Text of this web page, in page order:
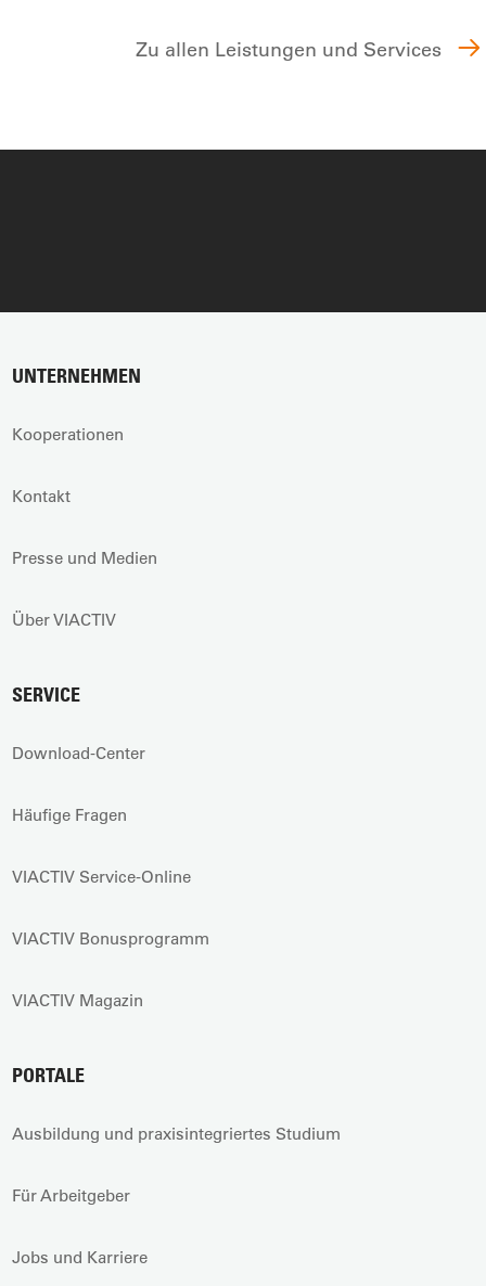
Zu allen Leistungen und Services
UNTERNEHMEN
Kooperationen
Kontakt
Presse und Medien
Über VIACTIV
SERVICE
Download-Center
Häufige Fragen
VIACTIV Service-Online
VIACTIV Bonusprogramm
VIACTIV Magazin
PORTALE
Ausbildung und praxisintegriertes Studium
Für Arbeitgeber
Jobs und Karriere